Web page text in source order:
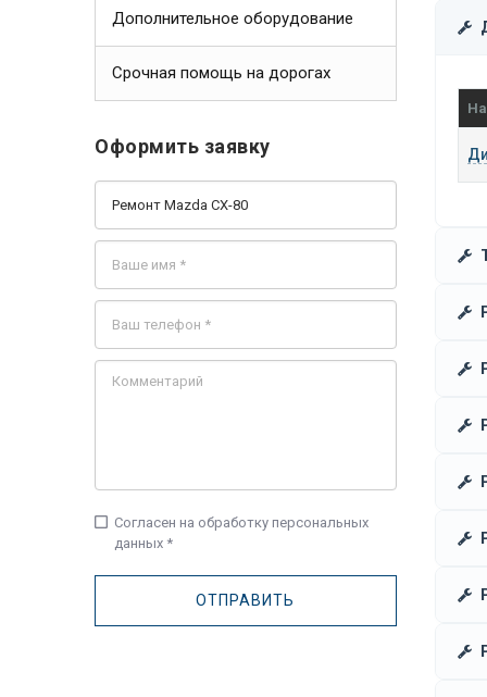
Дополнительное оборудование
Срочная помощь на дорогах
Оформить заявку
check_box_outline_blank Согласен на обработку персональных
данных *